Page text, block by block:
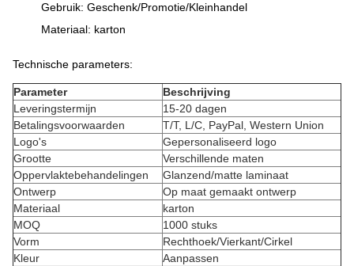
Gebruik: Geschenk/Promotie/Kleinhandel
Materiaal: karton
Technische parameters:
Parameter
Beschrijving
Leveringstermijn
15-20 dagen
Betalingsvoorwaarden
T/T, L/C, PayPal, Western Union
Logo's
Gepersonaliseerd logo
Grootte
Verschillende maten
Oppervlaktebehandelingen
Glanzend/matte laminaat
Ontwerp
Op maat gemaakt ontwerp
Materiaal
karton
MOQ
1000 stuks
Vorm
Rechthoek/Vierkant/Cirkel
Kleur
Aanpassen